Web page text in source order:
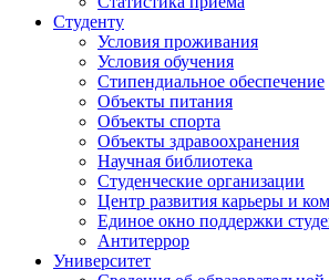
Студенту
Условия проживания
Условия обучения
Стипендиальное обеспечение
Объекты питания
Объекты спорта
Объекты здравоохранения
Научная библиотека
Студенческие организации
Центр развития карьеры и
Единое окно поддержки
Антитеррор
Университет